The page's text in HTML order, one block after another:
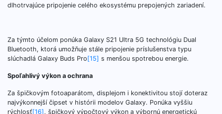
dlhotrvajúce pripojenie celého ekosystému prepojených zariadení.
Za týmto účelom ponúka Galaxy S21 Ultra 5G technológiu Dual
Bluetooth, ktorá umožňuje stále pripojenie príslušenstva typu
slúchadlá Galaxy Buds Pro[15] s menšou spotrebou energie.
Spoľahlivý výkon a ochrana
Za špičkovým fotoaparátom, displejom i konektivitou stojí doteraz
najvýkonnejší čipset v histórii modelov Galaxy. Ponúka vyššiu
rýchlosť[16] , špičkový výpočtový výkon a výbornú energetickú